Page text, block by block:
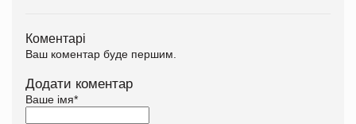
Коментарі
Ваш коментар буде першим.
Додати коментар
Ваше імя*